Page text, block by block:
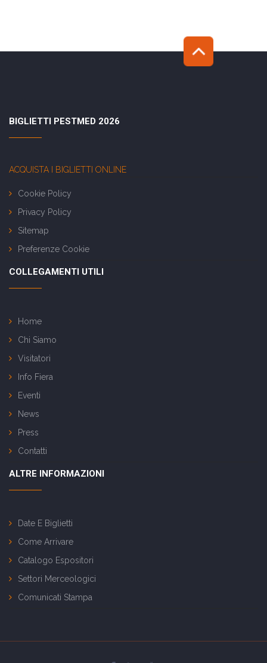
BIGLIETTI PESTMED 2026
ACQUISTA I BIGLIETTI ONLINE
Cookie Policy
Privacy Policy
Sitemap
Preferenze Cookie
COLLEGAMENTI UTILI
Home
Chi Siamo
Visitatori
Info Fiera
Eventi
News
Press
Contatti
ALTRE INFORMAZIONI
Date E Biglietti
Come Arrivare
Catalogo Espositori
Settori Merceologici
Comunicati Stampa